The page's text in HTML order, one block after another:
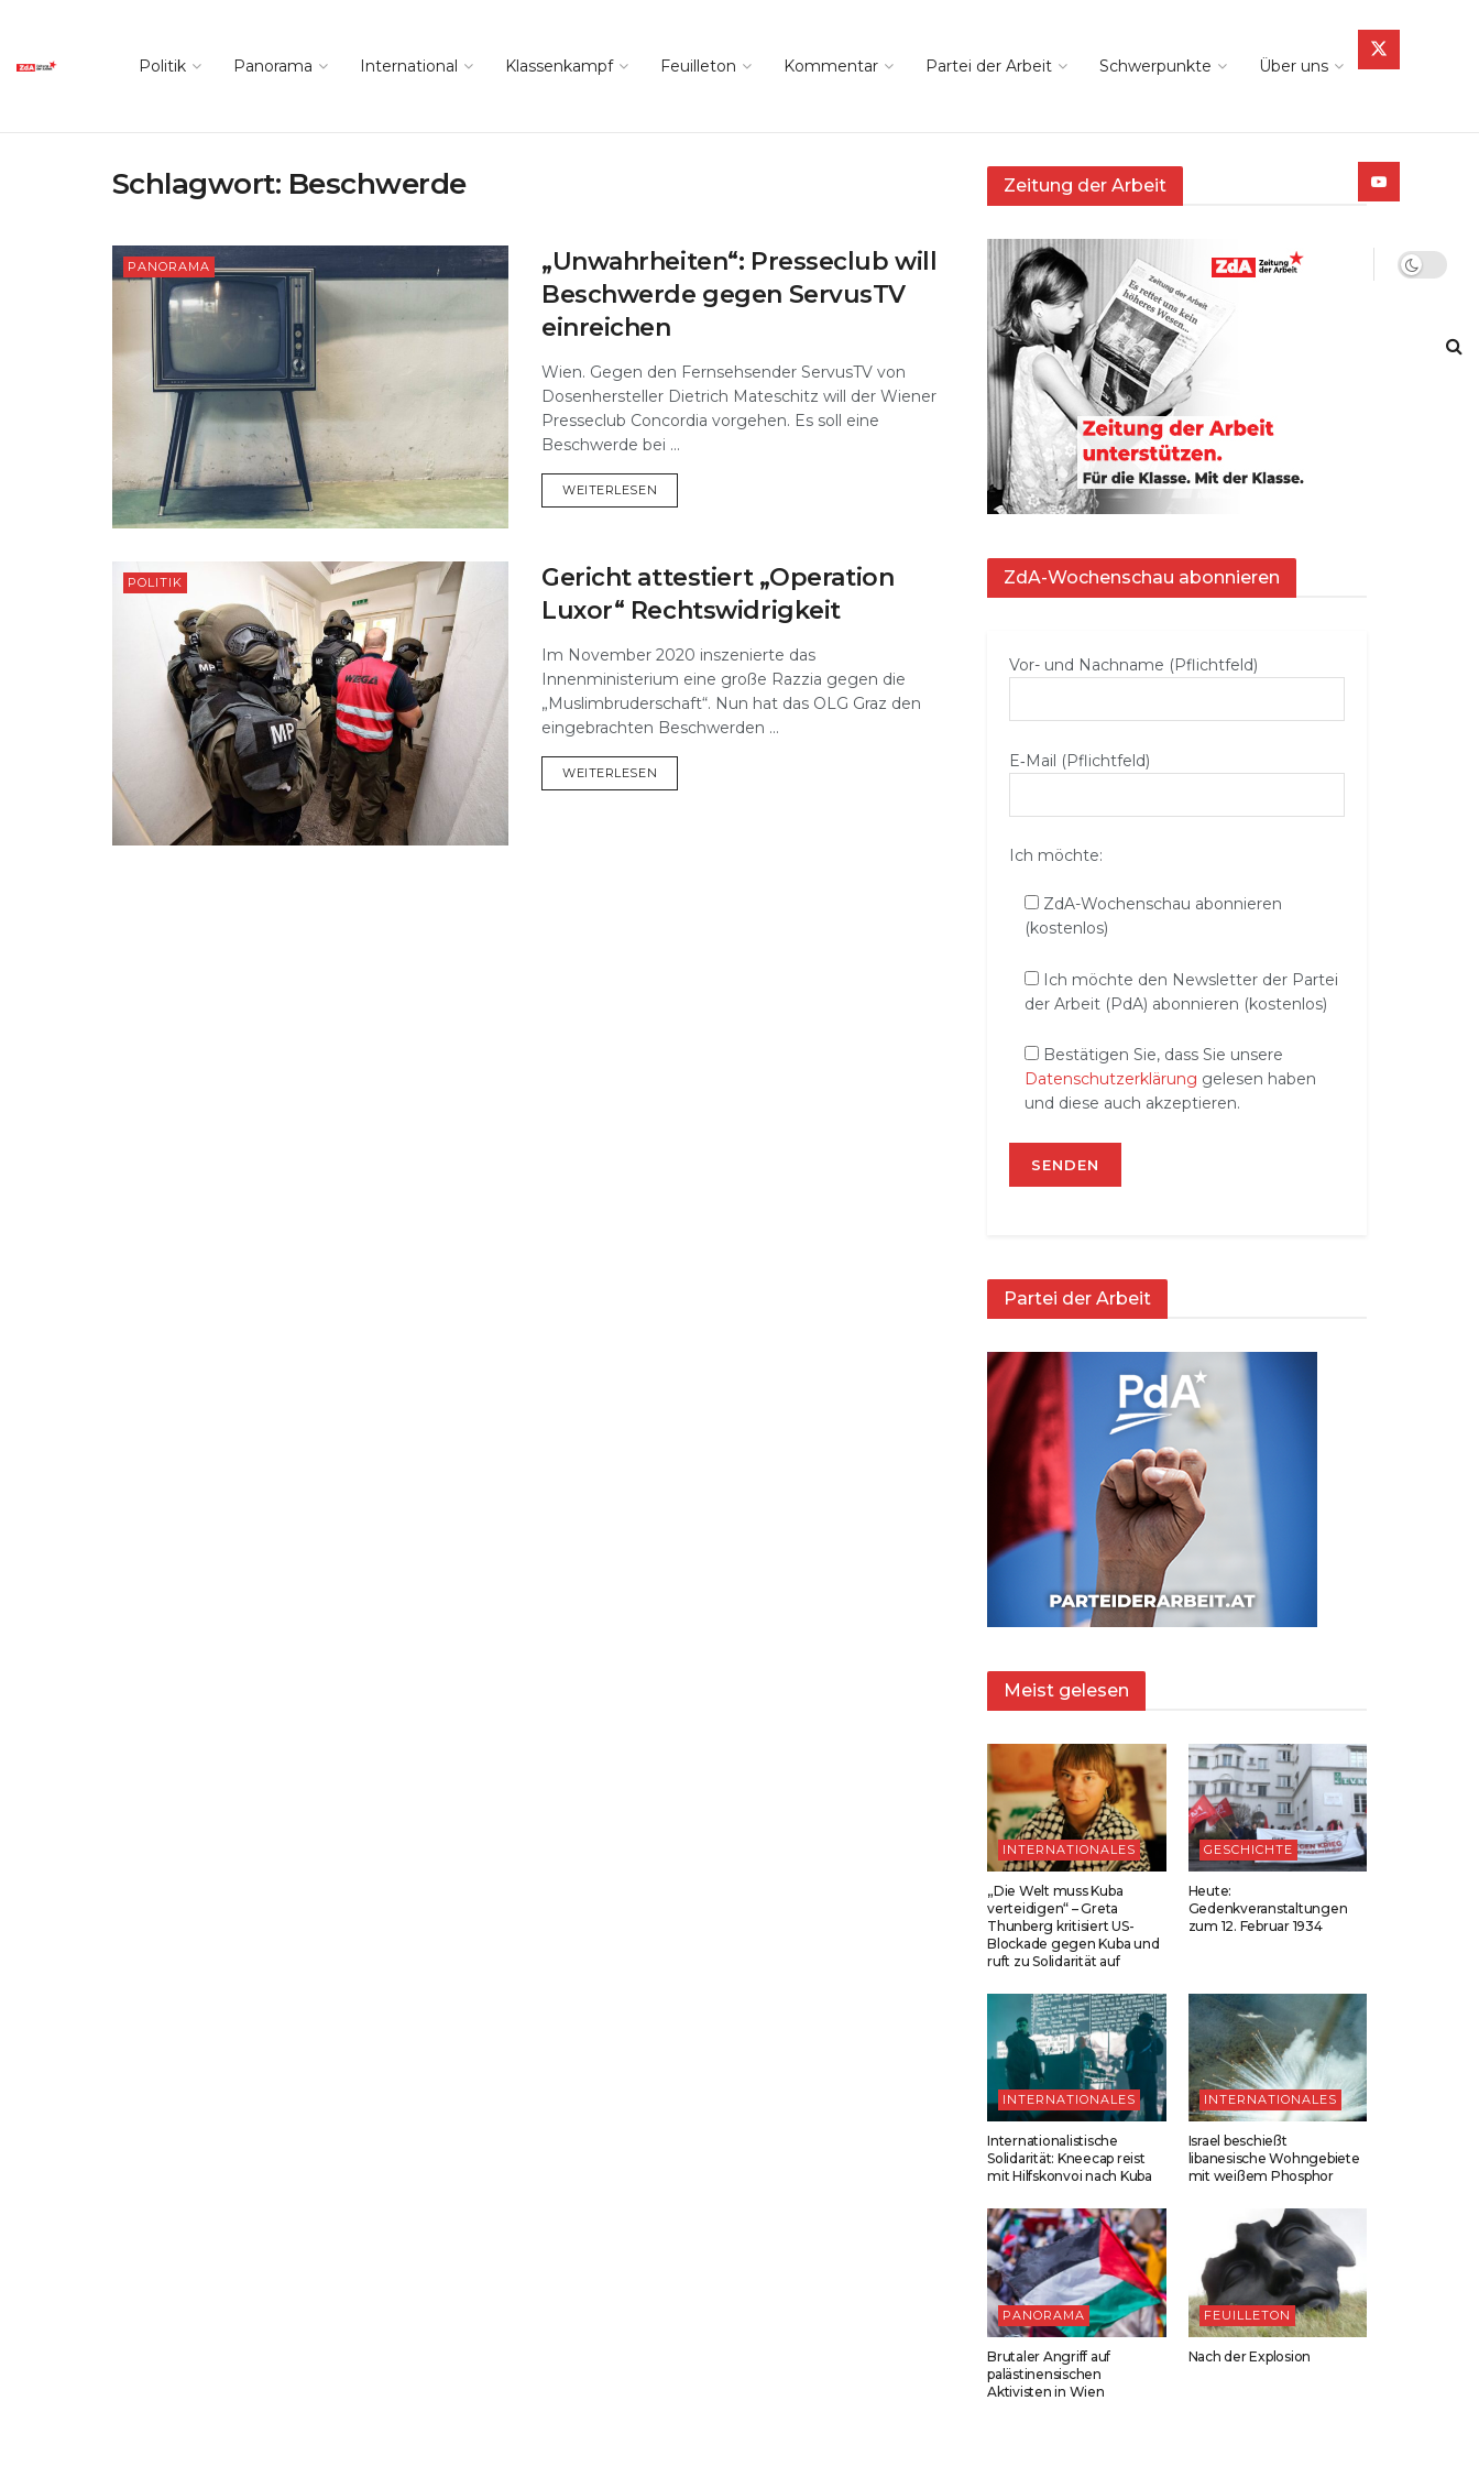
Politik Panorama International Klassenkampf Feuilleton Kommentar Partei der Arbeit Schwerpunkte Über uns
Schlagwort: Beschwerde
PANORAMA
„Unwahrheiten“: Presseclub will
Beschwerde gegen ServusTV
einreichen
Wien. Gegen den Fernsehsender ServusTV von
Dosenhersteller Dietrich Mateschitz will der Wiener
Presseclub Concordia vorgehen. Es soll eine
Beschwerde bei ...
WEITERLESEN
POLITIK
Gericht attestiert „Operation
Luxor“ Rechtswidrigkeit
Im November 2020 inszenierte das
Innenministerium eine große Razzia gegen die
„Muslimbruderschaft“. Nun hat das OLG Graz den
eingebrachten Beschwerden ...
WEITERLESEN
Zeitung der Arbeit
ZdA-Wochenschau abonnieren
Vor- und Nachname (Pflichtfeld)
E‑Mail (Pflichtfeld)
Ich möchte:
ZdA-Wochenschau abonnieren
(kostenlos)
Ich möchte den Newsletter der Partei
der Arbeit (PdA) abonnieren (kostenlos)
Bestätigen Sie, dass Sie unsere
Datenschutzerklärung gelesen haben
und diese auch akzeptieren.
Partei der Arbeit
Meist gelesen
INTERNATIONALES
„Die Welt muss Kuba
verteidigen“ – Greta
Thunberg kritisiert US-
Blockade gegen Kuba und
ruft zu Solidarität auf
GESCHICHTE
Heute:
Gedenkveranstaltungen
zum 12. Februar 1934
INTERNATIONALES
Internationalistische
Solidarität: Kneecap reist
mit Hilfskonvoi nach Kuba
INTERNATIONALES
Israel beschießt
libanesische Wohngebiete
mit weißem Phosphor
PANORAMA
Brutaler Angriff auf
palästinensischen
Aktivisten in Wien
FEUILLETON
Nach der Explosion